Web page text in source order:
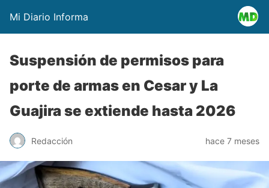
Mi Diario Informa
Suspensión de permisos para
porte de armas en Cesar y La
Guajira se extiende hasta 2026
Redacción hace 7 meses